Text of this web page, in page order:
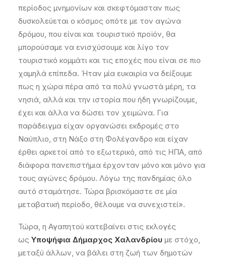
περίοδος μνημονίων και σκεφτόμασταν πως
δυσκολεύεται ο κόσμος οπότε με τον αγώνα
δρόμου, που είναι και τουριστικό προϊόν, θα
μπορούσαμε να ενισχύσουμε και λίγο τον
τουριστικό κομμάτι και τις εποχές που είναι σε πιο
χαμηλά επίπεδα. Ήταν μία ευκαιρία να δείξουμε
πως η χώρα πέρα από τα πολύ γνωστά μέρη, τα
νησιά, αλλά και την ιστορία που ήδη γνωρίζουμε,
έχει και άλλα να δώσει τον χειμώνα. Για
παράδειγμα είχαν οργανώσει εκδρομές στο
Ναύπλιο, στη Νάξο στη Φολέγανδρο και είχαν
έρθει αρκετοί από το εξωτερικό, από τις ΗΠΑ, από
διάφορα πανεπιστήμια έρχονταν μόνο και μόνο για
τους αγώνες δρόμου. Λόγω της πανδημίας όλο
αυτό σταμάτησε. Τώρα βρισκόμαστε σε μία
μεταβατική περίοδο, θέλουμε να συνεχιστεί».
Τώρα, η Αγαπητού κατεβαίνει στις εκλογές
ως Υποψήφια Δήμαρχος Χαλανδρίου με στόχο,
μεταξύ άλλων, να βάλει στη ζωή των δημοτών